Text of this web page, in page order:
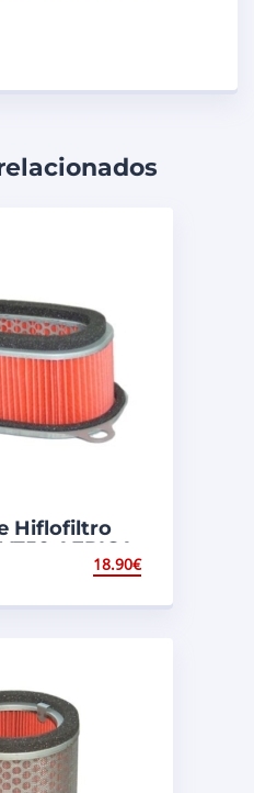
Hiflofiltro
AFRICA
18.90€